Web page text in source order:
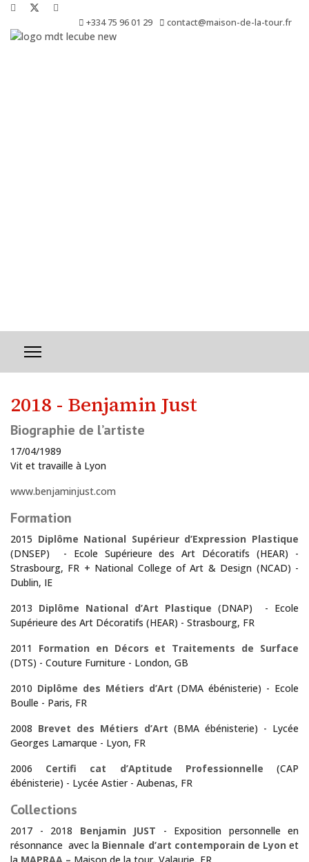
+334 75 96 01 29 contact@maison-de-la-tour.fr
La Maison de la Tour présente des artistes reconnus ou en
2018 - Benjamin Just
Biographie de l’artiste
17/04/1989
Vit et travaille à Lyon
www.benjaminjust.com
Formation
2015 Diplôme National Supérieur d’Expression Plastique
(DNSEP) - Ecole Supérieure des Art Décoratifs (HEAR) -
Strasbourg, FR + National College of Art & Design (NCAD) -
Dublin, IE
2013 Diplôme National d’Art Plastique (DNAP) - Ecole
Supérieure des Art Décoratifs (HEAR) - Strasbourg, FR
2011 Formation en Décors et Traitements de Surface
(DTS) - Couture Furniture - London, GB
2010 Diplôme des Métiers d’Art(DMA ébénisterie) - Ecole
Boulle - Paris, FR
2008 Brevet des Métiers d’Art (BMA ébénisterie) - Lycée
Georges Lamarque - Lyon, FR
2006 Certifi cat d’Aptitude Professionnelle(CAP
ébénisterie) - Lycée Astier - Aubenas, FR
Collections
2017 - 2018 Benjamin JUST - Exposition personnelle en
résonnance avec la Biennale d’art contemporain de Lyon et